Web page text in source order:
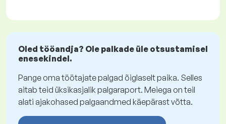
Oled tööandja? Ole palkade üle otsustamisel
enesekindel.
Pange oma töötajate palgad õiglaselt paika. Selles
aitab teid üksikasjalik palgaraport. Meiega on teil
alati ajakohased palgaandmed käepärast võtta.